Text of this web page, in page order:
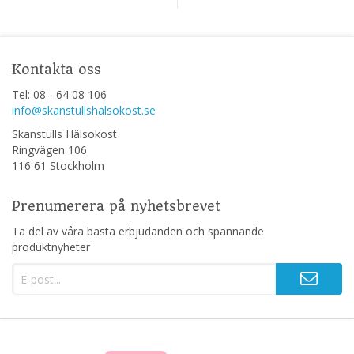
Kontakta oss
Tel: 08 - 64 08 106
info@skanstullshalsokost.se
Skanstulls Hälsokost
Ringvägen 106
116 61 Stockholm
Prenumerera på nyhetsbrevet
Ta del av våra bästa erbjudanden och spännande
produktnyheter